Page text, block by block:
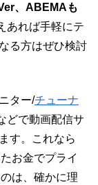
、ABEMAも
あれば手軽にテ
る方はぜひ検討
ター/チューナ
どで動画配信サ
す。これなら
お金でプライ
は、確かに理